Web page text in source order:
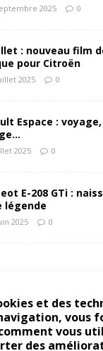
et des
vous
vous
des
2025 0
: nouveau film
pour Citroën
2025 0
Espace : voyage,
2025 0
E-208 GTi :
légende
2025 0
vrais